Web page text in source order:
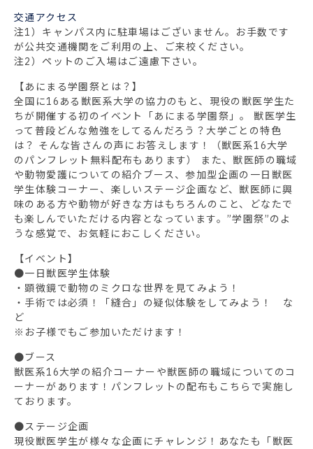
交通アクセス
注1）キャンパス内に駐車場はございません。お手数です
が公共交通機関をご利用の上、ご来校ください。
注2）ペットのご入場はご遠慮下さい。
【あにまる学園祭とは？】
全国に16ある獣医系大学の協力のもと、現役の獣医学生た
ちが開催する初のイベント「あにまる学園祭」。 獣医学生
って普段どんな勉強をしてるんだろう？大学ごとの特色
は？ そんな皆さんの声にお答えします！（獣医系16大学
のパンフレット無料配布もあります） また、獣医師の職域
や動物愛護についての紹介ブース、参加型企画の一日獣医
学生体験コーナー、楽しいステージ企画など、獣医師に興
味のある方や動物が好きな方はもちろんのこと、どなたで
も楽しんでいただける内容となっています。”学園祭”のよ
うな感覚で、お気軽におこしください。
【イベント】
●一日獣医学生体験
・顕微鏡で動物のミクロな世界を見てみよう！
・手術では必須！「縫合」の疑似体験をしてみよう！ な
ど
※お子様でもご参加いただけます！
●ブース
獣医系16大学の紹介コーナーや獣医師の職域についてのコ
ーナーがあります！パンフレットの配布もこちらで実施し
ております。
●ステージ企画
現役獣医学生が様々な企画にチャレンジ！あなたも「獣医